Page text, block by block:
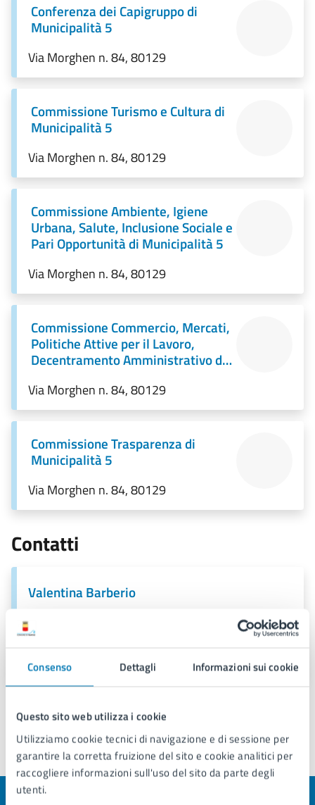
Consenso Dettagli Informazioni sui cookie
Questo sito web utilizza i cookie
Utilizziamo cookie tecnici di navigazione e di sessione per
garantire la corretta fruizione del sito e cookie analitici per
raccogliere informazioni sull'uso del sito da parte degli
utenti.
Conferenza dei Capigruppo di
Municipalità 5
Via Morghen n. 84, 80129
Commissione Turismo e Cultura di
Municipalità 5
Via Morghen n. 84, 80129
Commissione Ambiente, Igiene
Urbana, Salute, Inclusione Sociale e
Pari Opportunità di Municipalità 5
Via Morghen n. 84, 80129
Commissione Commercio, Mercati,
Politiche Attive per il Lavoro,
Decentramento Amministrativo di
Via Morghen n. 84, 80129
Commissione Trasparenza di
Municipalità 5
Via Morghen n. 84, 80129
Contatti
Valentina Barberio
PEC:
Ultimo aggiornamento:25/02/2026, 16:47